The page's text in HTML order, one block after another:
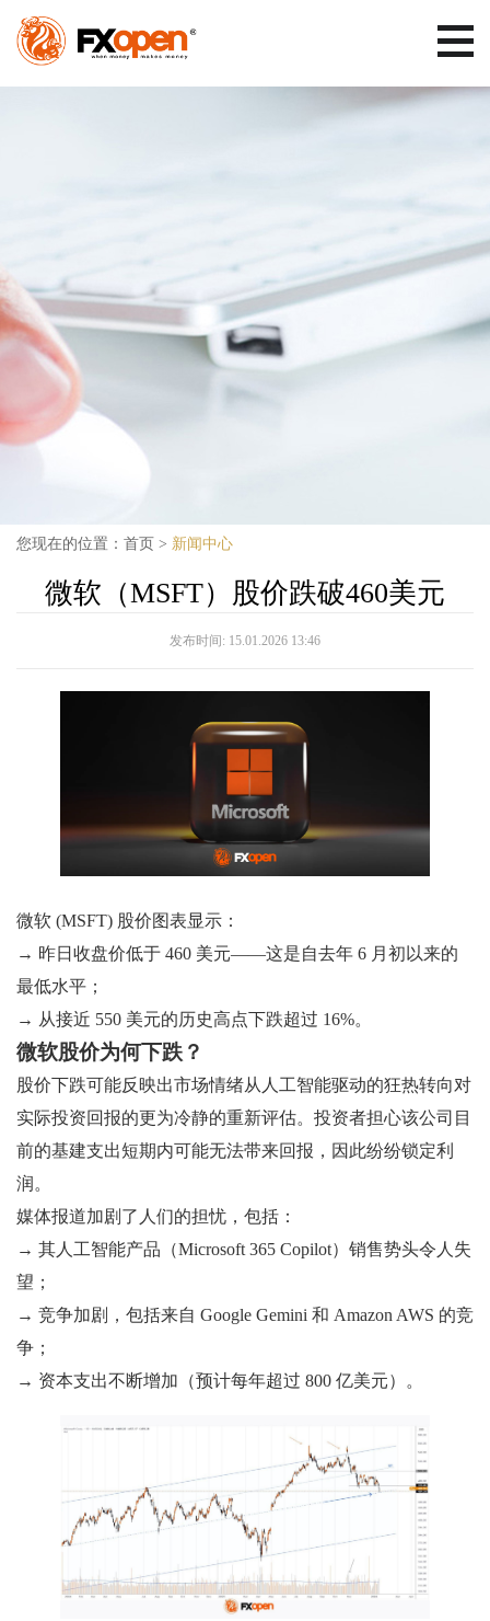
您现在的位置： 首页 > 新闻中心
微软（MSFT）股价跌破460美元
发布时间: 15.01.2026 13:46
微软 (MSFT) 股价图表显示：
→ 昨日收盘价低于 460 美元——这是自去年 6 月初以来的
最低水平；
→ 从接近 550 美元的历史高点下跌超过 16%。
微软股价为何下跌？
股价下跌可能反映出市场情绪从人工智能驱动的狂热转向对
实际投资回报的更为冷静的重新评估。投资者担心该公司目
前的基建支出短期内可能无法带来回报，因此纷纷锁定利
润。
媒体报道加剧了人们的担忧，包括：
→ 其人工智能产品（Microsoft 365 Copilot）销售势头令人失
望；
→ 竞争加剧，包括来自 Google Gemini 和 Amazon AWS 的竞
争；
→ 资本支出不断增加（预计每年超过 800 亿美元）。